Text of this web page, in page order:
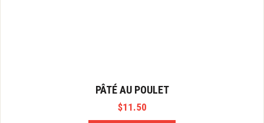
PÂTÉ AU POULET
$11.50